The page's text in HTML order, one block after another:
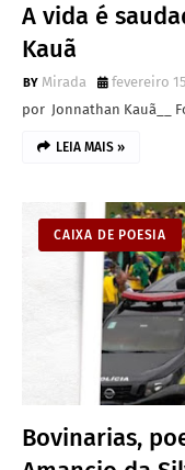
A vida é
Kauã
Mirada
fevereiro
por Jonnathan Kauã__
LEIA MAIS »
CAIXA DE POESIA
Bovinarias,